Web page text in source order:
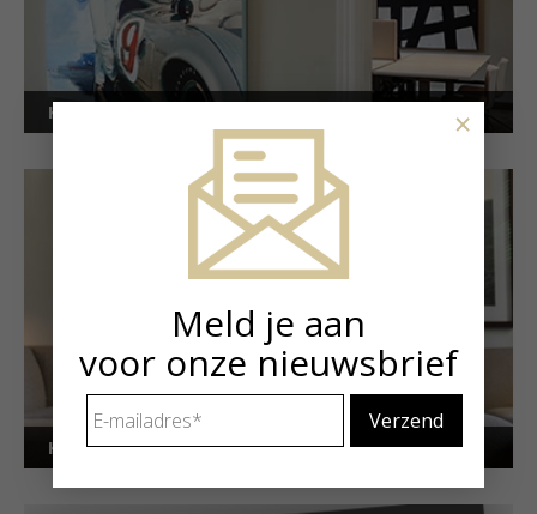
Kunstuitleen voor bedrijven
Kunstuitleen voor particulieren
Meld je aan
voor onze nieuwsbrief
mailadres *
×